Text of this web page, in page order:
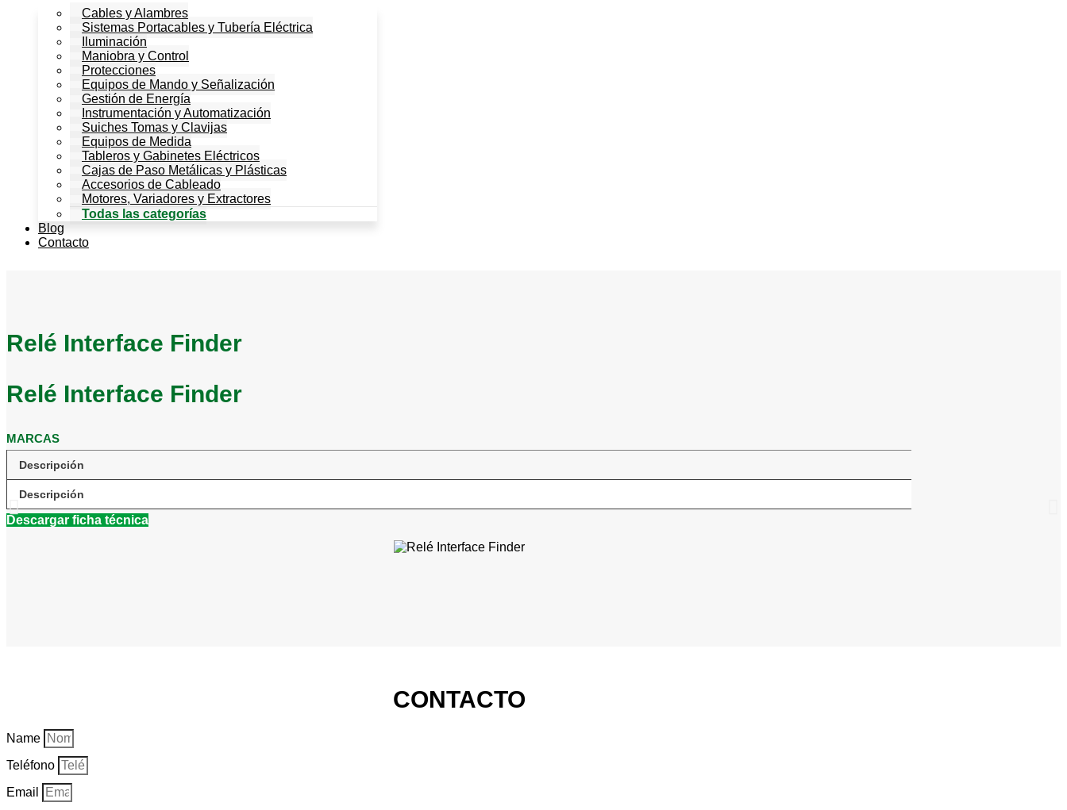
Cables y Alambres
Sistemas Portacables y Tubería Eléctrica
Iluminación
Maniobra y Control
Protecciones
Equipos de Mando y Señalización
Gestión de Energía
Instrumentación y Automatización
Suiches Tomas y Clavijas
Equipos de Medida
Tableros y Gabinetes Eléctricos
Cajas de Paso Metálicas y Plásticas
Accesorios de Cableado
Motores, Variadores y Extractores
Todas las categorías
Blog
Contacto
Relé Interface Finder
Relé Interface Finder
MARCAS
Descripción
Descripción
Descargar ficha técnica
CONTACTO
Name
Teléfono
Email